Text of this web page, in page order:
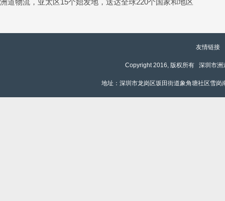
洲道物流，亚太区15个始发地，送达全球220个国家和地区
友情链接
Copyright 2016, 版权所有 深圳市洲
地址：深圳市龙岗区坂田街道象角塘社区